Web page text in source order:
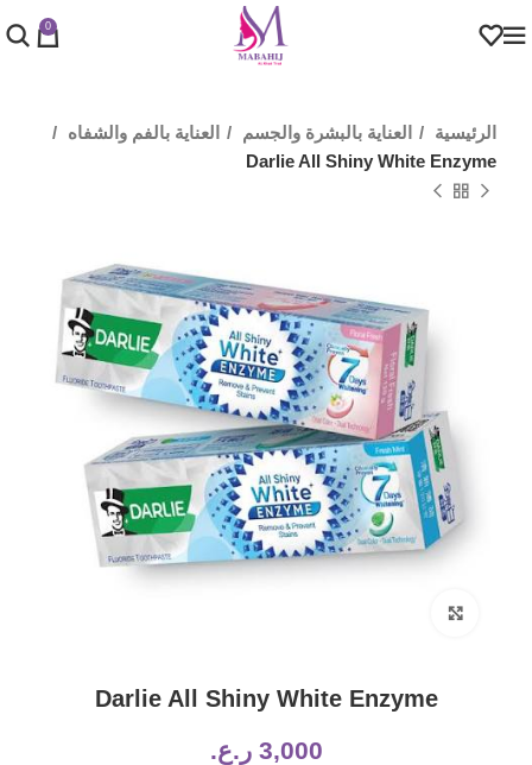
0
الرئيسية العناية بالبشرة والجسم
العناية بالفم والشفاه
Darlie All Shiny White Enzyme
Darlie All Shiny White Enzyme
3,000 ر.ع.